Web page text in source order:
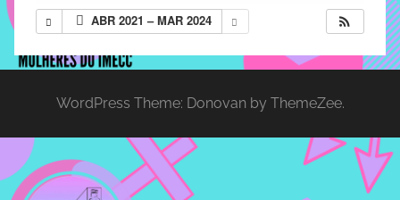
profissionais
entre
professores
funcionários
do
IMECC,
ABR 2021 – MAR 2024
WordPress Theme: Donovan by ThemeZee.